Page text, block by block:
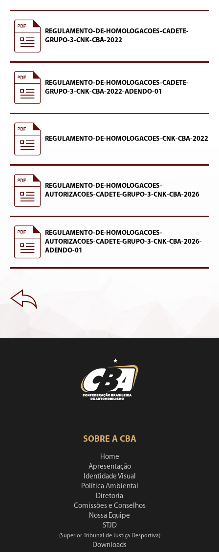
REGULAMENTO-DE-HOMOLOGACOES-CADETE-
GRUPO-3-CNK-CBA-2022
REGULAMENTO-DE-HOMOLOGACOES-CADETE-
GRUPO-3-CNK-CBA-2022-ADENDO-01
REGULAMENTO-DE-HOMOLOGACOES-CNK-CBA-2022
REGULAMENTO-DE-HOMOLOGACOES-
AUTORIZACOES-CADETE-GRUPO-3-CNK-CBA-2026
REGULAMENTO-DE-HOMOLOGACOES-
AUTORIZACOES-CADETE-GRUPO-3-CNK-CBA-2026-
ADENDO-01
SOBRE A CBA
Home
Apresentação
Identidade Visual
Política Ambiental
Diretoria
Comissões e Conselhos
Nossa Equipe
STJD
(Superior Tribunal de Justiça Desportiva)
Downloads